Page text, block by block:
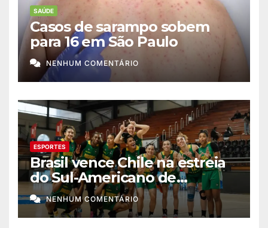
SAÚDE
Casos de sarampo sobem
para 16 em São Paulo
NENHUM COMENTÁRIO
ESPORTES
Brasil vence Chile na estreia
do Sul-Americano de
basquete feminino
NENHUM COMENTÁRIO